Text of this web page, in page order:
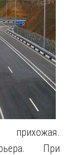
При